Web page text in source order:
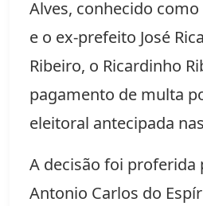
Alves, conhecido
e o ex-prefeito José
Ribeiro, o Ricardinho
pagamento de multa
eleitoral antecipada
A decisão foi proferida
Antonio Carlos do